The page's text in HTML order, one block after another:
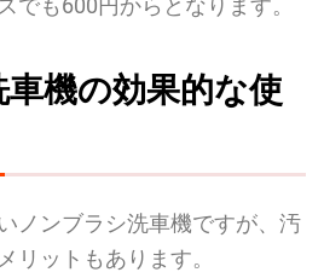
機の効果的な使
ノンブラシ洗車機ですが、汚
リットもあります。